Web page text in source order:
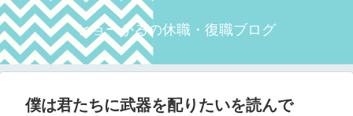
ヒョーかるの休職・復職ブログ
僕は君たちに武器を配りたいを読んで